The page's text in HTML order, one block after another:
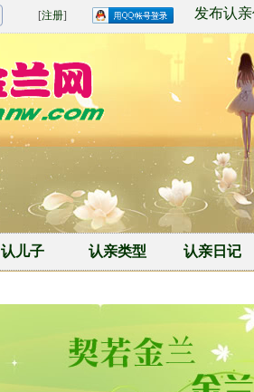
[注册] 发布认
认儿子 认亲类型 认亲日记